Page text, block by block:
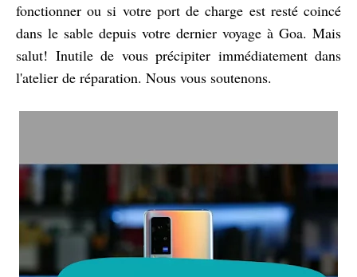
fonctionner ou si votre port de charge est resté coincé
dans le sable depuis votre dernier voyage à Goa. Mais
salut! Inutile de vous précipiter immédiatement dans
l'atelier de réparation. Nous vous soutenons.